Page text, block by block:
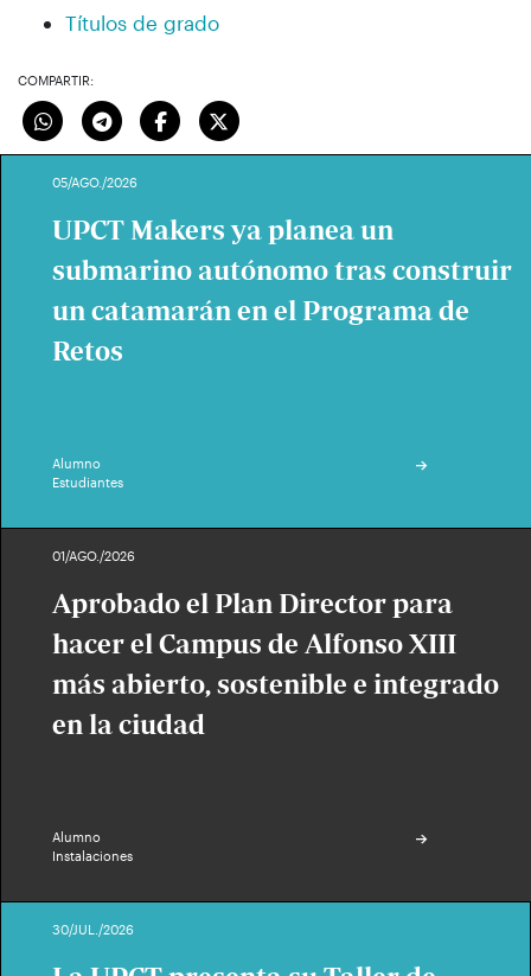
Títulos de grado
COMPARTIR:
05/AGO./2026
UPCT Makers ya planea un
submarino autónomo tras construir
un catamarán en el Programa de
Retos
Alumno
Estudiantes
01/AGO./2026
Aprobado el Plan Director para
hacer el Campus de Alfonso XIII
más abierto, sostenible e integrado
en la ciudad
Alumno
Instalaciones
30/JUL./2026